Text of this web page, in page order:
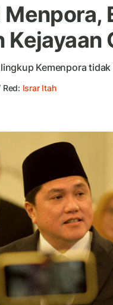
Kejayaan
Kemenpora
Israr Itah